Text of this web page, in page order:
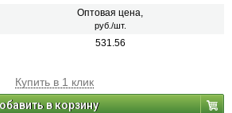
Оптовая цена,
руб./шт.
531.56
Купить в 1 клик
в корзину